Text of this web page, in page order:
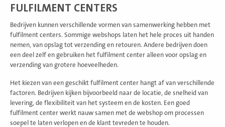
FULFILMENT CENTERS
Bedrijven kunnen verschillende vormen van samenwerking hebben met
fulfilment centers. Sommige webshops laten het hele proces uit handen
nemen, van opslag tot verzending en retouren. Andere bedrijven doen
een deel zelf en gebruiken het fulfilment center alleen voor opslag en
verzending van grotere hoeveelheden.
Het kiezen van een geschikt fulfilment center hangt af van verschillende
factoren. Bedrijven kijken bijvoorbeeld naar de locatie, de snelheid van
levering, de flexibiliteit van het systeem en de kosten. Een goed
fulfilment center werkt nauw samen met de webshop om processen
soepel te laten verlopen en de klant tevreden te houden.